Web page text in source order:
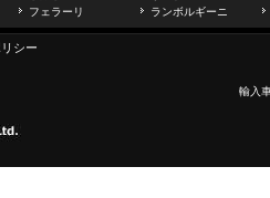
フェラーリ ランボルギーニ
シー
輸入